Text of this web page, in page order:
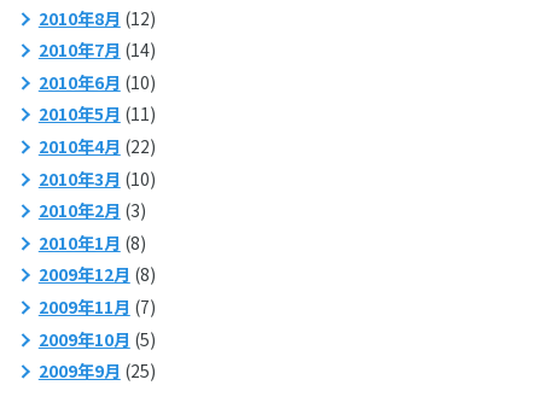
2010年8月 (12)
2010年7月 (14)
2010年6月 (10)
2010年5月 (11)
2010年4月 (22)
2010年3月 (10)
2010年2月 (3)
2010年1月 (8)
2009年12月 (8)
2009年11月 (7)
2009年10月 (5)
2009年9月 (25)